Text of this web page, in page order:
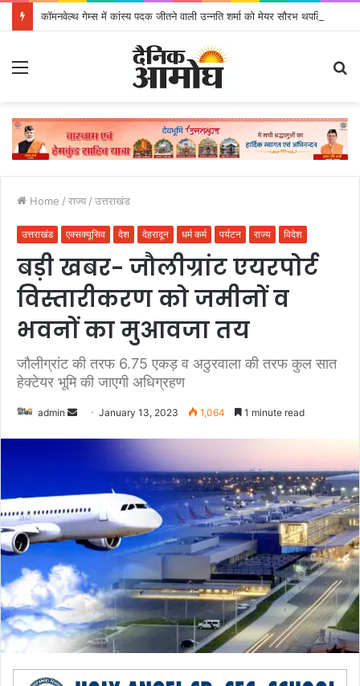
Home / राज्य / उत्तराखंड
उत्तराखंड एक्सक्यूसिव देश देहरादून धर्म कर्म पर्यटन राज्य विदेश
बड़ी खबर- जौलीग्रांट एयरपोर्ट
विस्तारीकरण को जमीनों व
भवनों का मुआवजा तय
जौलीग्रांट की तरफ 6.75 एकड़ व अठुरवाला की तरफ कुल सात
हेक्टेयर भूमि की जाएगी अधिग्रहण
admin
n
m
a
i
January 13, 2023 1,064 1 minute read